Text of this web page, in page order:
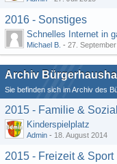
2016 - Sonstiges
Schnelles Internet in
Michael B. - 27.
Archiv
Sie befinden sich im Archiv des
2015 - Familie &
Kinderspielplatz
Admin - 18. August 2014
2015 - Freizeit & Sport